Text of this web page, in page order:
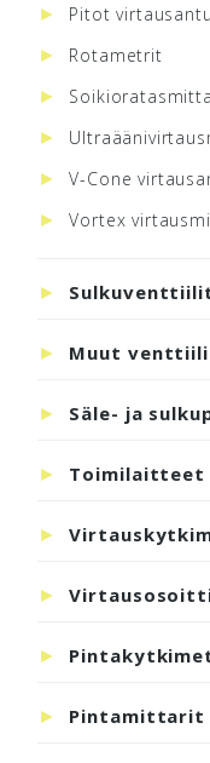
Pitot
Rotametrit
V-Cone
Vortex
Muut
Säle- ja
Toimilaitteet
Pintamittarit